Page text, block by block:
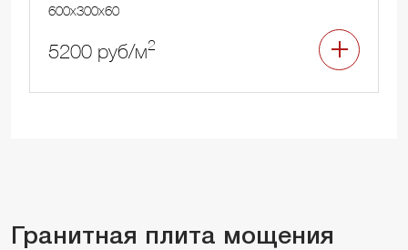
600x300x60
5200 руб/м2
Гранитная плита мощения